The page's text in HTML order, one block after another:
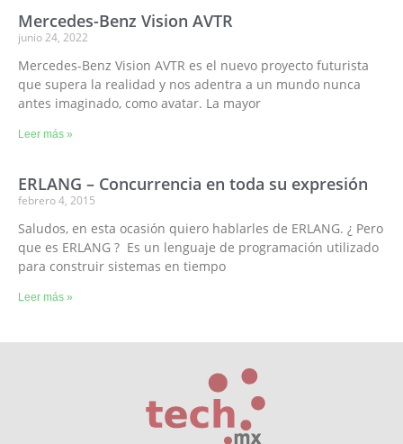
Mercedes-Benz Vision AVTR
junio 24, 2022
Mercedes-Benz Vision AVTR es el nuevo proyecto futurista
que supera la realidad y nos adentra a un mundo nunca
antes imaginado, como avatar. La mayor
Leer más »
ERLANG – Concurrencia en toda su expresión
febrero 4, 2015
Saludos, en esta ocasión quiero hablarles de ERLANG. ¿ Pero
que es ERLANG ? Es un lenguaje de programación utilizado
para construir sistemas en tiempo
Leer más »